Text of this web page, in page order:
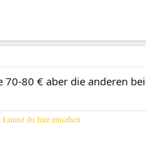
80 € aber die anderen
du hier einsehen.